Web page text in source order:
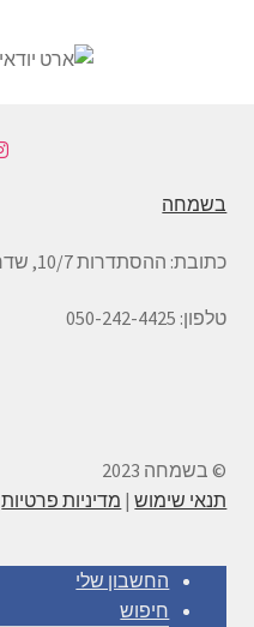
בשמחה
כתובת: ההסתדרות 10/7, שדרות,
טלפון: 050-242-4425
© בשמחה 2023
תנאי שימוש| מדיניות פרטיות
החשבון שלי
חיפוש